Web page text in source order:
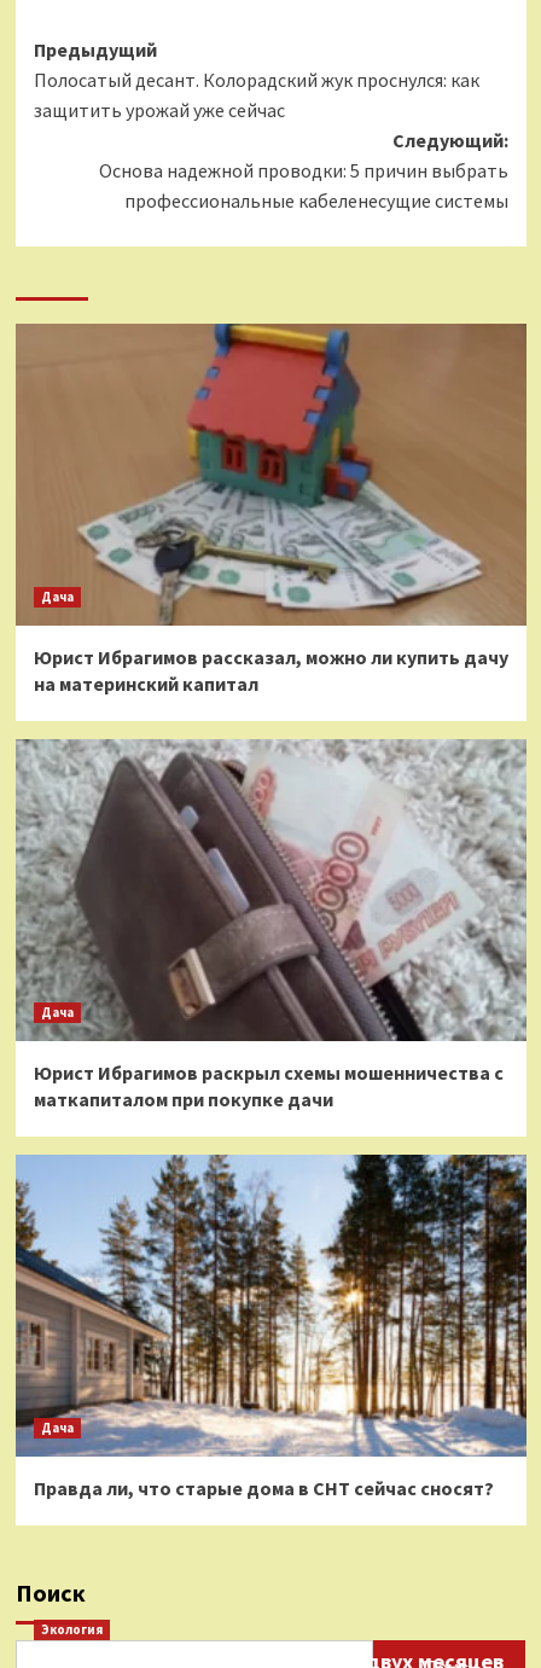
Навигация
записи
Предыдущий
Полосатый десант. Колорадский жук проснулся: как
защитить урожай уже сейчас
Следующий:
Основа надежной проводки: 5 причин выбрать
профессиональные кабеленесущие системы
Дача
Юрист Ибрагимов рассказал, можно ли купить дачу
на материнский капитал
Дача
Юрист Ибрагимов раскрыл схемы мошенничества с
маткапиталом при покупке дачи
Дача
Правда ли, что старые дома в СНТ сейчас сносят?
Поиск
Экология
Нефтепродукты на протяжении двух месяцев